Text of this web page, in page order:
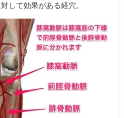
して効果がある経穴。